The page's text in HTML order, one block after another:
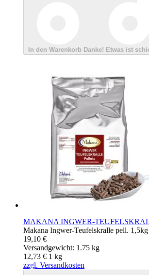
In den Warenkorb Danke! Etwas ist
MAKANA INGWER-
Makana Ingwer-Teufelskralle pell. 1,5kg
19,10 €
Versandgewicht: 1.75 kg
12,73 € 1 kg
zzgl. Versandkosten